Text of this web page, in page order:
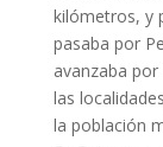
kilómetros, y
pasaba por
avanzaba
las
la población